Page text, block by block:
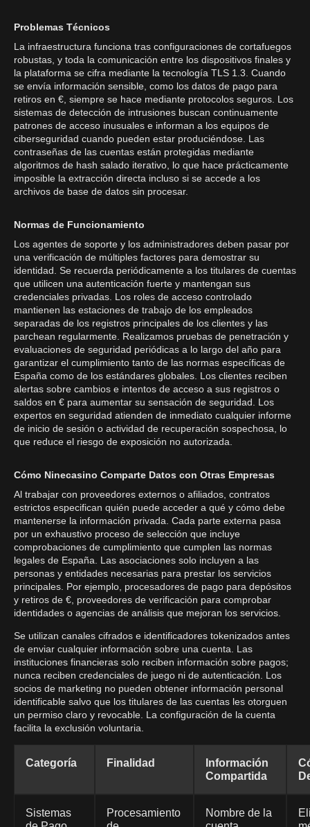
Problemas Técnicos
La infraestructura funciona tras configuraciones de cortafuegos
robustas, y toda la comunicación entre los dispositivos finales y
la plataforma se cifra mediante la tecnología TLS 1.3. Cuando
se envía información sensible, como los datos de pago para
retiros en €, siempre se hace mediante protocolos seguros. Los
sistemas de detección de intrusiones buscan continuamente
patrones de acceso inusuales e informan a los equipos de
ciberseguridad cuando pueden estar produciéndose. Las
contraseñas de las cuentas están protegidas mediante
algoritmos de hash salado iterativo, lo que hace prácticamente
imposible la extracción directa incluso si se accede a los
archivos de base de datos sin procesar.
Normas de Funcionamiento
Los agentes de soporte y los administradores deben pasar por
una verificación de múltiples factores para demostrar su
identidad. Se recuerda periódicamente a los titulares de cuentas
que utilicen una autenticación fuerte y mantengan sus
credenciales privadas. Los roles de acceso controlado
mantienen las estaciones de trabajo de los empleados
separadas de los registros principales de los clientes y las
parchean regularmente. Realizamos pruebas de penetración y
evaluaciones de seguridad periódicas a lo largo del año para
garantizar el cumplimiento tanto de las normas específicas de
España como de los estándares globales. Los clientes reciben
alertas sobre cambios e intentos de acceso a sus registros o
saldos en € para aumentar su sensación de seguridad. Los
expertos en seguridad atienden de inmediato cualquier informe
de inicio de sesión o actividad de recuperación sospechosa, lo
que reduce el riesgo de exposición no autorizada.
Cómo Ninecasino Comparte Datos con Otras Empresas
Al trabajar con proveedores externos o afiliados, contratos
estrictos especifican quién puede acceder a qué y cómo debe
mantenerse la información privada. Cada parte externa pasa
por un exhaustivo proceso de selección que incluye
comprobaciones de cumplimiento que cumplen las normas
legales de España. Las asociaciones solo incluyen a las
personas y entidades necesarias para prestar los servicios
principales. Por ejemplo, procesadores de pago para depósitos
y retiros de €, proveedores de verificación para comprobar
identidades o agencias de análisis que mejoran los servicios.
Se utilizan canales cifrados e identificadores tokenizados antes
de enviar cualquier información sobre una cuenta. Las
instituciones financieras solo reciben información sobre pagos;
nunca reciben credenciales de juego ni de autenticación. Los
socios de marketing no pueden obtener información personal
identificable salvo que los titulares de las cuentas les otorguen
un permiso claro y revocable. La configuración de la cuenta
facilita la exclusión voluntaria.
Categoría Finalidad
Información
Compartida
Sistemas
Procesamiento
Nombre de la